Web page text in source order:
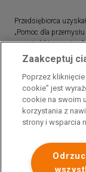
Przedsiębiorca
„Pomoc dla
energii elektrycznej w
programu rządowego
związana z nagłymi
2022 r.”
Zaakceptuj
Poprzez
cookie” jest
cookie na swoim
korzystania z
strony i wsparcia